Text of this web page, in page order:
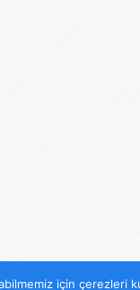
için çerezleri